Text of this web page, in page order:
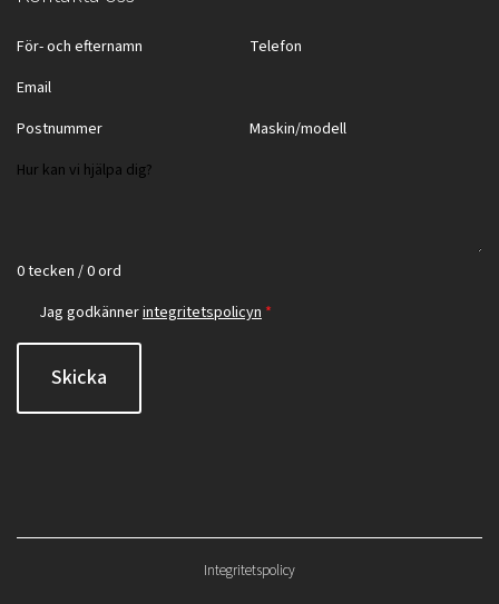
0 tecken / 0 ord
Jag godkännerintegritetspolicyn *
Skicka
Integritetspolicy